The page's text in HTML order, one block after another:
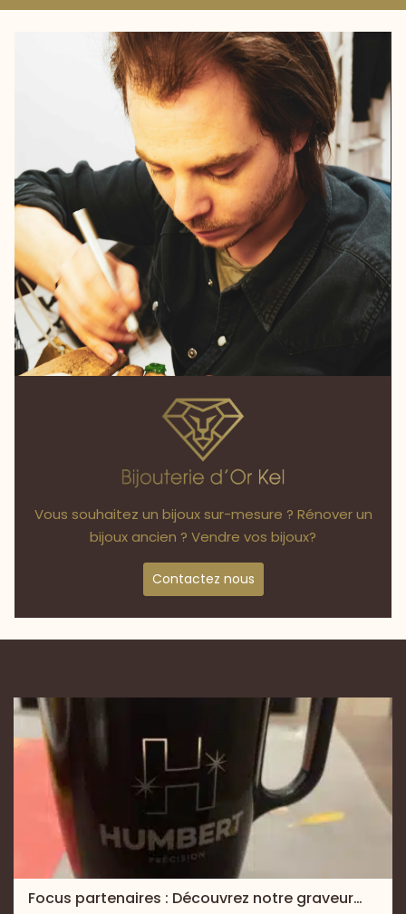
Vous souhaitez un bijoux sur-mesure ? Rénover un
bijoux ancien ? Vendre vos bijoux?
Contactez nous
Focus partenaires : Découvrez notre graveur…